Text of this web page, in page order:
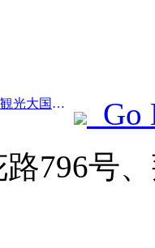
Prev:孫イェリ文化観光大臣：観光大国の建設を推進し、質の高い観光商品の供給を充実させる。
Go
796号